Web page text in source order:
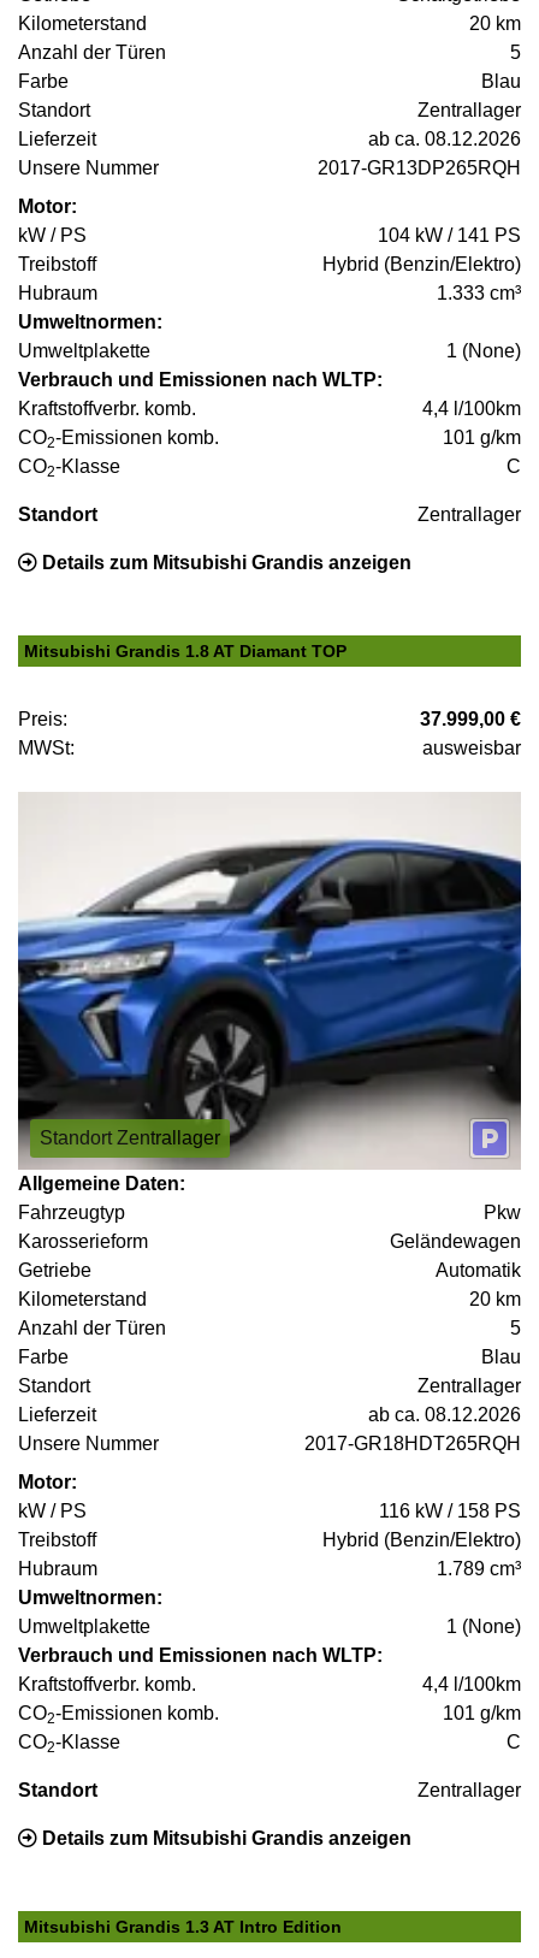
Kilometerstand
20 km
Anzahl der Türen
5
Farbe
Blau
Standort
Zentrallager
Lieferzeit
ab ca. 08.12.2026
Unsere Nummer
2017-GR13DP265RQH
Motor:
kW / PS
104 kW / 141 PS
Treibstoff
Hybrid (Benzin/Elektro)
Hubraum
1.333 cm³
Umweltnormen:
Umweltplakette
1 (None)
Verbrauch und Emissionen nach WLTP:
Kraftstoffverbr. komb.
4,4 l/100km
CO2-Emissionen komb.
101 g/km
CO2-Klasse C
Standort Zentrallager
Details zum Mitsubishi Grandis anzeigen
Mitsubishi Grandis 1.8 AT Diamant TOP
Preis:
37.999,00 €
MWSt:
ausweisbar
Standort Zentrallager
Allgemeine Daten:
Fahrzeugtyp
Pkw
Karosserieform
Geländewagen
Getriebe
Automatik
Kilometerstand
20 km
Anzahl der Türen
5
Farbe
Blau
Standort
Zentrallager
Lieferzeit
ab ca. 08.12.2026
Unsere Nummer
2017-GR18HDT265RQH
Motor:
kW / PS
116 kW / 158 PS
Treibstoff
Hybrid (Benzin/Elektro)
Hubraum
1.789 cm³
Umweltnormen:
Umweltplakette
1 (None)
Verbrauch und Emissionen nach WLTP:
Kraftstoffverbr. komb.
4,4 l/100km
CO2-Emissionen komb.
101 g/km
CO2-Klasse C
Standort Zentrallager
Details zum Mitsubishi Grandis anzeigen
Mitsubishi Grandis 1.3 AT Intro Edition